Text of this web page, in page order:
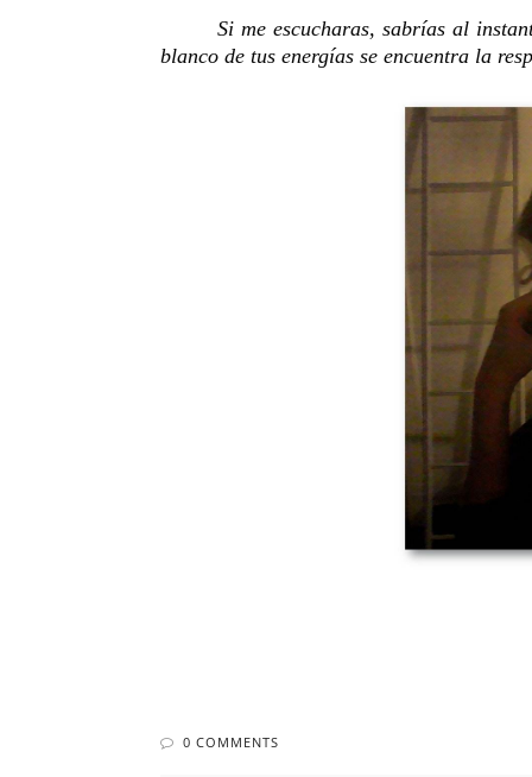
Si me escucharas, sabrías al
blanco de tus energías se encuentra la
0 COMMENTS